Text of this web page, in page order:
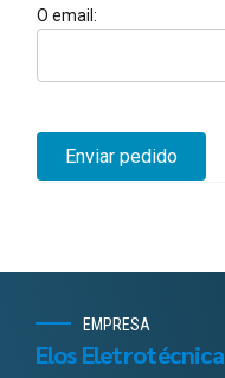
O email:
Enviar pedido
EMPRESA
Elos Eletrotécnica